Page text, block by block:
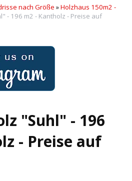
nach Größe »Holzhaus 150m2 -
- 196 m2 - Kantholz - Preise auf
"Suhl" - 196
- Preise auf